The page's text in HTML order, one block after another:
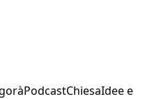
PodcastChiesaIdee e